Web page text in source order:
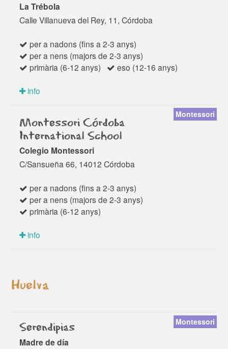
La Trébola
Calle Villanueva del Rey, 11, Córdoba
per a nadons (fins a 2-3 anys)
per a nens (majors de 2-3 anys)
primària (6-12 anys)
eso (12-16 anys)
info
Montessori Córdoba
International School
Montessori
Colegio Montessori
C/Sansueña 66, 14012 Córdoba
per a nadons (fins a 2-3 anys)
per a nens (majors de 2-3 anys)
primària (6-12 anys)
info
Huelva
Serendipias Montessori
Madre de día